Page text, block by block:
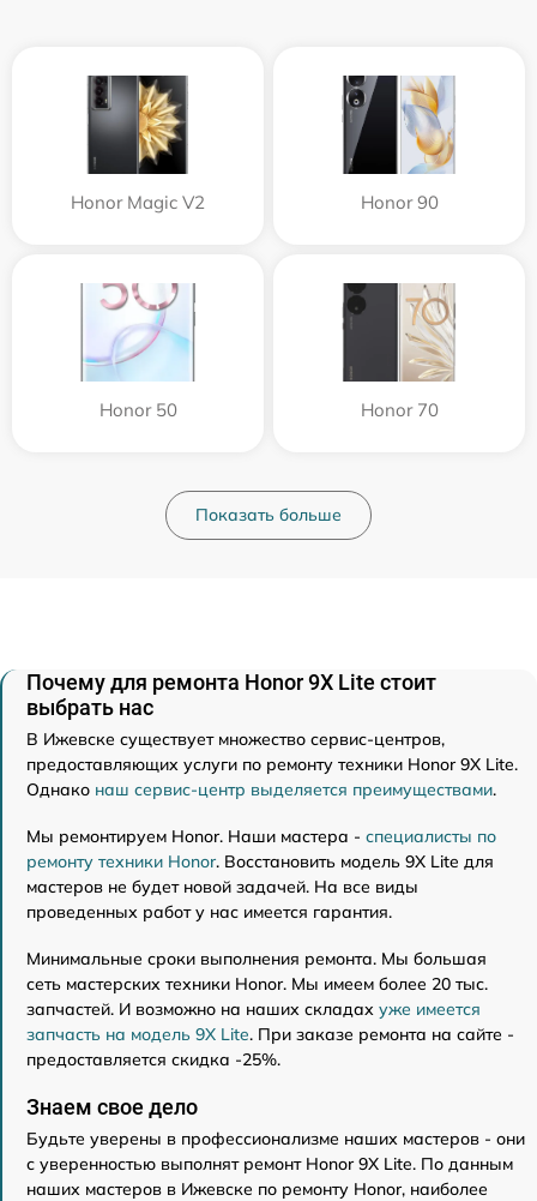
Honor Magic V2 Honor 90
Honor 50 Honor 70
Показать больше
Почему для ремонта Honor 9X Lite стоит
выбрать нас
В Ижевске существует множество сервис-центров,
предоставляющих услуги по ремонту техники Honor 9X Lite.
Однако наш сервис-центр выделяется преимуществами.
Мы ремонтируем Honor. Наши мастера - специалисты по
ремонту техники Honor. Восстановить модель 9X Lite для
мастеров не будет новой задачей. На все виды
проведенных работ у нас имеется гарантия.
Минимальные сроки выполнения ремонта. Мы большая
сеть мастерских техники Honor. Мы имеем более 20 тыс.
запчастей. И возможно на наших складах уже имеется
запчасть на модель 9X Lite. При заказе ремонта на сайте -
предоставляется скидка -25%.
Знаем свое дело
Будьте уверены в профессионализме наших мастеров - они
с уверенностью выполнят ремонт Honor 9X Lite. По данным
наших мастеров в Ижевске по ремонту Honor, наиболее